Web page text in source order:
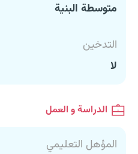
متوسطة البنية
التدخين
لا
الدراسة و العمل
المؤهل التعليمي